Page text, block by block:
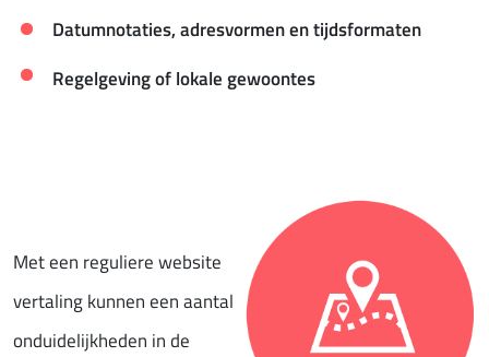
Datumnotaties, adresvormen en tijdsformaten
Regelgeving of lokale gewoontes
Met een reguliere website
vertaling kunnen een aantal
onduidelijkheden in de